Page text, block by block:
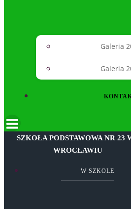
Galeria
Galeria
SZKOŁA PODSTAWOWA NR 23
WROCŁAWIU
W SZKOLE